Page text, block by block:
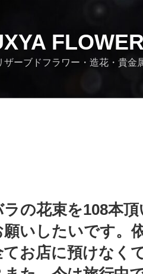
ザーブドフラワー・造花・貴金
ラの花束を108本
いしたいです。
てお店に預けなく